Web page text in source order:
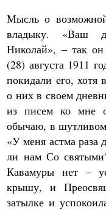
Мысль о
владыку. «Ваш
Николай», – так
(28) августа 1911
покидали его, хотя
о них в своем
из писем ко мне
обычаю, в шутливом
«У меня астма раза
ли нам Со
Кавамуры нет –
крышу, и
затылке и